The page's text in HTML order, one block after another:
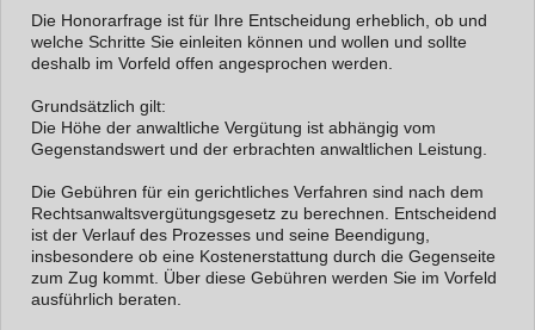
Die Honorarfrage ist für Ihre Entscheidung erheblich, ob und
welche Schritte Sie einleiten können und wollen und sollte
deshalb im Vorfeld offen angesprochen werden.
Grundsätzlich gilt:
Die Höhe der anwaltliche Vergütung ist abhängig vom
Gegenstandswert und der erbrachten anwaltlichen Leistung.
Die Gebühren für ein gerichtliches Verfahren sind nach dem
Rechtsanwaltsvergütungsgesetz zu berechnen. Entscheidend
ist der Verlauf des Prozesses und seine Beendigung,
insbesondere ob eine Kostenerstattung durch die Gegenseite
zum Zug kommt. Über diese Gebühren werden Sie im Vorfeld
ausführlich beraten.